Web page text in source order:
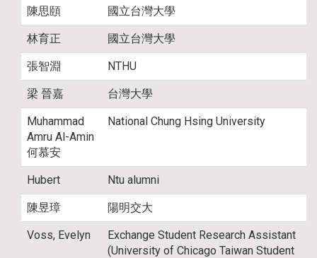
陳思頤 國立台灣大學
林育正 國立台灣大學
張智淵 NTHU
梁 晉嘉 台灣大學
Muhammad
Amru Al-Amin
何慕安
National Chung Hsing University
Hubert Ntu alumni
陳昱璋 陽明交大
Voss, Evelyn
Exchange Student Research Assistant
(University of Chicago Taiwan Student